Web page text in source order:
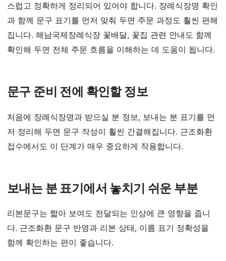
스럽고 정확하게 정리되어 있어야 합니다. 장례식장명 확인
과 함께 문구 표기를 먼저 맞춰 두면 주문 과정도 훨씬 편해
집니다. 해남국제장례식장 꽃배달, 꽃집 관련 안내도 함께
확인해 두면 전체 주문 흐름을 이해하는 데 도움이 됩니다.
문구 준비 전에 확인할 정보
처음에 장례식장명과 받으실 분 정보, 보내는 분 표기를 먼
저 정리해 두면 문구 작성이 훨씬 간결해집니다. 근조화환
접수에서도 이 단계가 매우 중요하게 작용합니다.
보내는 분 표기에서 놓치기 쉬운 부분
리본문구는 짧아 보여도 전달되는 인상에 큰 영향을 줍니
다. 근조화환 문구 반영과 리본 상태, 이름 표기 정확성을
함께 확인하는 편이 좋습니다.